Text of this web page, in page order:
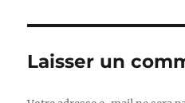
Laisser un